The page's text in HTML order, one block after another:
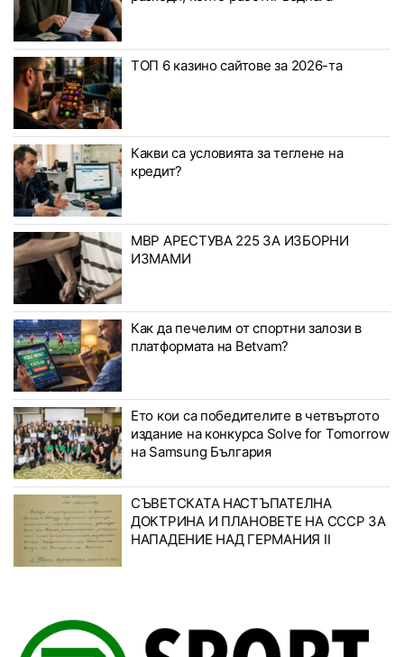
ТОП 6 казино сайтове за 2026-та
Какви са условията за теглене на
кредит?
МВР АРЕСТУВА 225 ЗА ИЗБОРНИ
ИЗМАМИ
Как да печелим от спортни залози в
платформата на Betvam?
Ето кои са победителите в четвъртото
издание на конкурса Solve for Tomorrow
на Samsung България
СЪВЕТСКАТА НАСТЪПАТЕЛНА
ДОКТРИНА И ПЛАНОВЕТЕ НА СССР ЗА
НАПАДЕНИЕ НАД ГЕРМАНИЯ II